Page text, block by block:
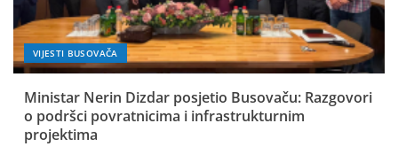
VIJESTI BUSOVAČA
Ministar Nerin Dizdar posjetio Busovaču: Razgovori
o podršci povratnicima i infrastrukturnim
projektima